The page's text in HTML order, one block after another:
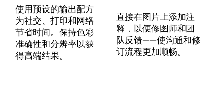
使用预设的输出配方
为社交、打印和网络
节省时间。保持色彩
准确性和分辨率以获
得高端结果。
直接在图片上添加注
释，以便修图师和团
队反馈——使沟通和修
订流程更加顺畅。